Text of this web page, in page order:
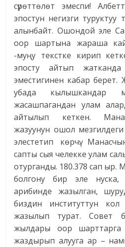
сүрөттөлөт эмеспи!
эпостун негизги туруктуу
алынбайт. Ошондой эле
оор шартына жараша
-муңу текстке кирип
эпосту айтып
эместигинен кабар
убада кылышкандар
жасашпагандан улам
айтылып кеткен.
жазуунун ошол
элестетип көрчү.
сапты сыя челекке улам
отурганды. 180.378 сап
болгону бир эле
арибинде жазылган,
биздин институттун кол
жазылып турат. Совет
жылдары оор шарттарга
жаздырып алууга ар –